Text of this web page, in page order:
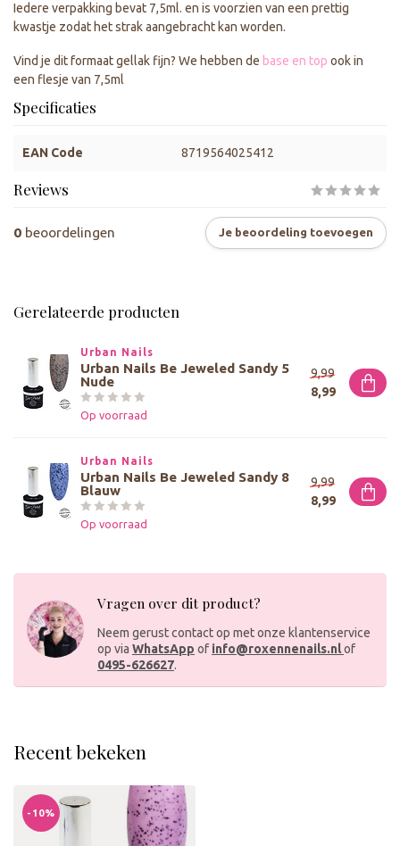
Iedere verpakking bevat 7,5ml. en is voorzien van een prettig
kwastje zodat het strak aangebracht kan worden.
Vind je dit formaat gellak fijn? We hebben de base en top ook in
een flesje van 7,5ml
Specificaties
EAN Code 8719564025412
Reviews
0 beoordelingen Je beoordeling toevoegen
Gerelateerde producten
Urban Nails
Urban Nails Be Jeweled Sandy 5
Nude
Op voorraad
9,99
8,99
Urban Nails
Urban Nails Be Jeweled Sandy 8
Blauw
Op voorraad
9,99
8,99
Vragen over dit product?
Neem gerust contact op met onze klantenservice
op via WhatsApp of info@roxennenails.nlof
0495-626627.
Recent bekeken
-10%